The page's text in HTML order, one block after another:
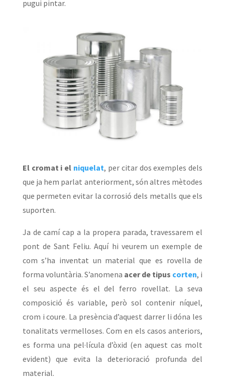
pugui pintar.
El cromat i el niquelat, per citar dos exemples dels
que ja hem parlat anteriorment, són altres mètodes
que permeten evitar la corrosió dels metalls que els
suporten.
Ja de camí cap a la propera parada, travessarem el
pont de Sant Feliu. Aquí hi veurem un exemple de
com s’ha inventat un material que es rovella de
forma voluntària. S’anomena acer de tipus corten, i
el seu aspecte és el del ferro rovellat. La seva
composició és variable, però sol contenir níquel,
crom i coure. La presència d’aquest darrer li dóna les
tonalitats vermelloses. Com en els casos anteriors,
es forma una pel·lícula d’òxid (en aquest cas molt
evident) que evita la deterioració profunda del
material.